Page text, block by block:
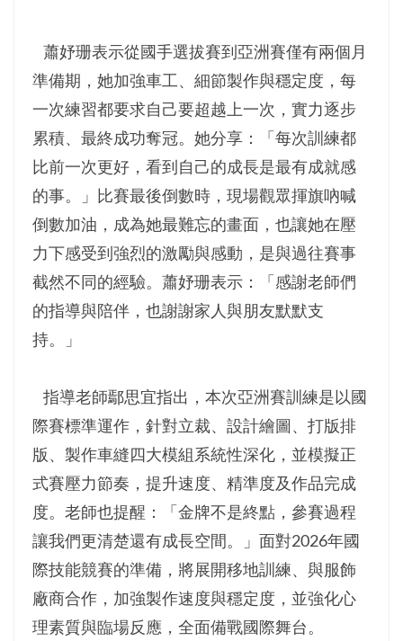
蕭妤珊表示從國手選拔賽到亞洲賽僅有兩個月
準備期，她加強車工、細節製作與穩定度，每
一次練習都要求自己要超越上一次，實力逐步
累積、最終成功奪冠。她分享：「每次訓練都
比前一次更好，看到自己的成長是最有成就感
的事。」比賽最後倒數時，現場觀眾揮旗吶喊
倒數加油，成為她最難忘的畫面，也讓她在壓
力下感受到強烈的激勵與感動，是與過往賽事
截然不同的經驗。蕭妤珊表示：「感謝老師們
的指導與陪伴，也謝謝家人與朋友默默支
持。」
指導老師鄢思宜指出，本次亞洲賽訓練是以國
際賽標準運作，針對立裁、設計繪圖、打版排
版、製作車縫四大模組系統性深化，並模擬正
式賽壓力節奏，提升速度、精準度及作品完成
度。老師也提醒：「金牌不是終點，參賽過程
讓我們更清楚還有成長空間。」面對2026年國
際技能競賽的準備，將展開移地訓練、與服飾
廠商合作，加強製作速度與穩定度，並強化心
理素質與臨場反應，全面備戰國際舞台。